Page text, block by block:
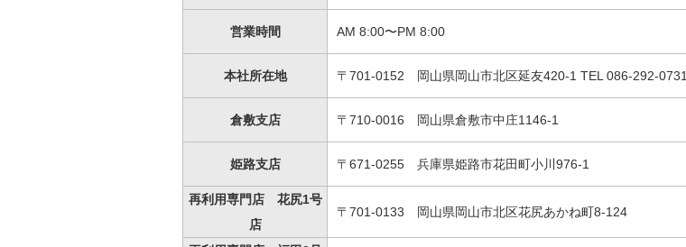
営業時間 AM 8:00〜PM 8:00
本社所在地 〒701-0152 岡山県岡山市北区延友420-1 TEL 086-292-0731
倉敷支店 〒710-0016 岡山県倉敷市中庄1146-1
姫路支店 〒671-0255 兵庫県姫路市花田町小川976-1
再利用専門店 花尻1号
店
〒701-0133 岡山県岡山市北区花尻あかね町8-124